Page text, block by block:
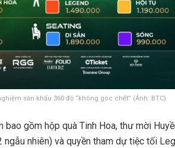
sân khấu 360 độ “không góc chết” (Ảnh: BTC)
gồm hộp quà Tinh Hoa, thư mời
ngẫu nhiên) và quyền tham dự tiệc tối